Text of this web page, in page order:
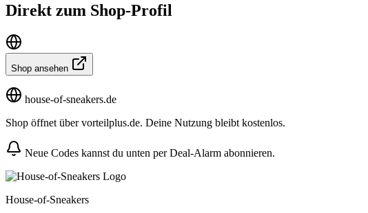
Direkt zum Shop-Profil
Shop ansehen
house-of-sneakers.de
Shop öffnet über vorteilplus.de. Deine Nutzung bleibt kostenlos.
Neue Codes kannst du unten per Deal-Alarm abonnieren.
House-of-Sneakers